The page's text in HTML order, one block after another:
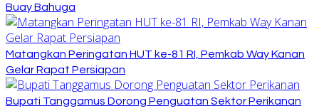
Buay Bahuga
Matangkan Peringatan HUT ke-81 RI, Pemkab Way Kanan
Gelar Rapat Persiapan
Bupati Tanggamus Dorong Penguatan Sektor Perikanan